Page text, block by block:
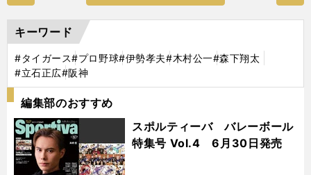
キーワード
#タイガース#プロ野球#伊勢孝夫#木村公一#森下翔太
#立石正広#阪神
編集部のおすすめ
スポルティーバ バレーボール
特集号 Vol.4 6月30日発売